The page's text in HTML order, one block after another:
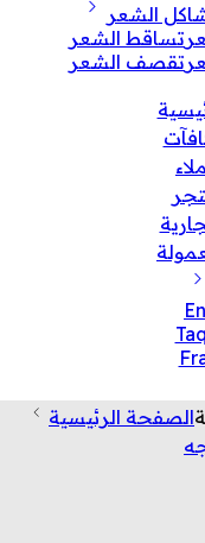
الشعر
تساقط الشعر
تقصف الشعر
الصفحة الرئيسية